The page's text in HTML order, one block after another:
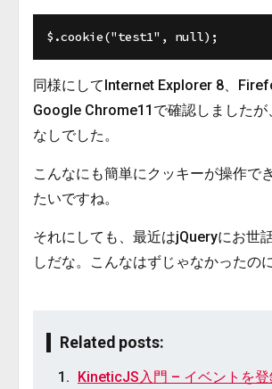
同様にしてInternet Explorer 8、
Google Chrome11で確認しましたが
なしでした。
こんなにも簡単にクッキーが操作で
たいですね。
それにしても、最近はjQueryにお世
しだな。こんなはずじゃなかったのに
Related posts:
KineticJS入門 – イベントを登